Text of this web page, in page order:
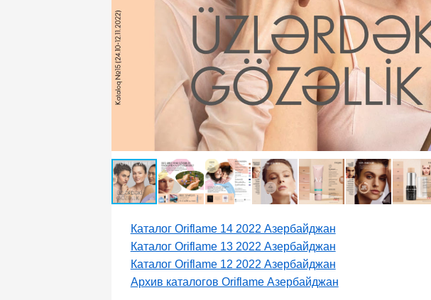
Каталог Oriflame 14 2022 Азербайджан
Каталог Oriflame 13 2022 Азербайджан
Каталог Oriflame 12 2022 Азербайджан
Архив каталогов Oriflame Азербайджан